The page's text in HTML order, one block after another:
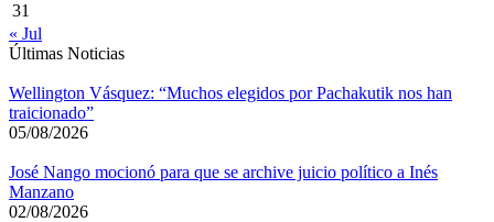
31
« Jul
Últimas Noticias
Wellington Vásquez: “Muchos elegidos por Pachakutik nos han
traicionado”
05/08/2026
José Nango mocionó para que se archive juicio político a Inés
Manzano
02/08/2026